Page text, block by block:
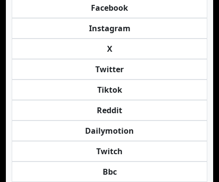
Facebook
Instagram
X
Twitter
Tiktok
Reddit
Dailymotion
Twitch
Bbc